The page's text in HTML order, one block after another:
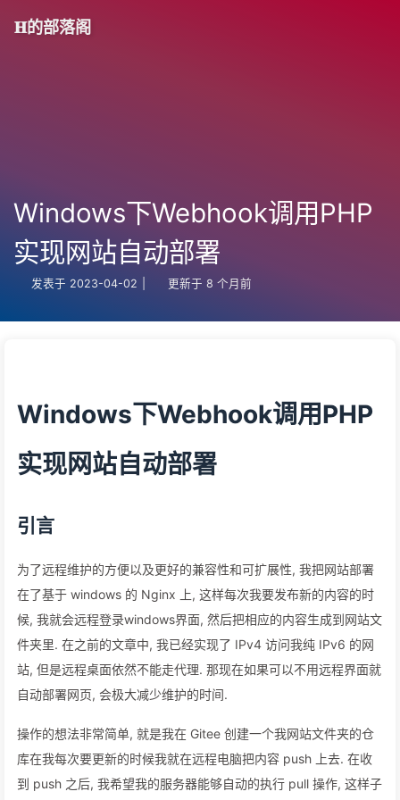
𝐇的部落阁
Windows下Webhook调用PHP
实现网站自动部署
发表于 2023-04-02 更新于 8 个月前
Windows下Webhook调用PHP
实现网站自动部署
引言
为了远程维护的方便以及更好的兼容性和可扩展性, 我把网站部署
在了基于 windows 的 Nginx 上, 这样每次我要发布新的内容的时
候, 我就会远程登录windows界面, 然后把相应的内容生成到网站文
件夹里. 在之前的文章中, 我已经实现了 IPv4 访问我纯 IPv6 的网
站, 但是远程桌面依然不能走代理. 那现在如果可以不用远程界面就
自动部署网页, 会极大减少维护的时间.
操作的想法非常简单, 就是我在 Gitee 创建一个我网站文件夹的仓
库在我每次要更新的时候我就在远程电脑把内容 push 上去. 在收
到 push 之后, 我希望我的服务器能够自动的执行 pull 操作, 这样子